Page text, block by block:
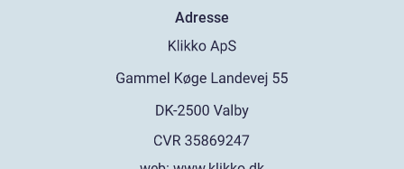
Adresse